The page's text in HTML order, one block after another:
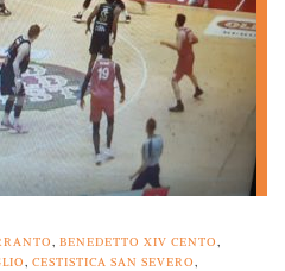
, BENEDETTO XIV CENTO,
, CESTISTICA SAN SEVERO,